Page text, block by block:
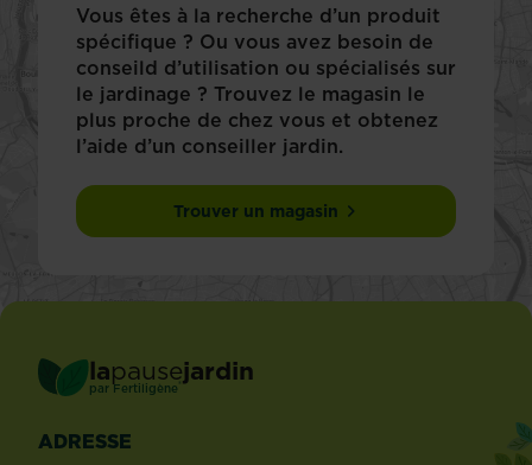
Vous êtes à la recherche d’un produit
spécifique ? Ou vous avez besoin de
conseild d’utilisation ou spécialisés sur
le jardinage ? Trouvez le magasin le
plus proche de chez vous et obtenez
l’aide d’un conseiller jardin.
Trouver un magasin
lapausejardin
par Fertiligène ®
ADRESSE